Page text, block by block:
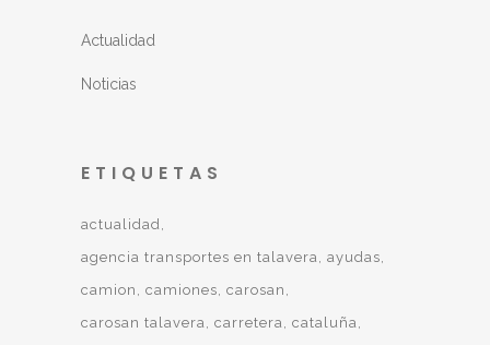
Actualidad
Noticias
ETIQUETAS
actualidad
agencia transportes en talavera ayudas
camion
camiones carosan
carosan talavera carretera cataluña